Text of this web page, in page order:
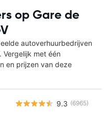
op Gare de
autoverhuurbedrijven
Vergelijk met één
en prijzen van deze
9.3 (6965)